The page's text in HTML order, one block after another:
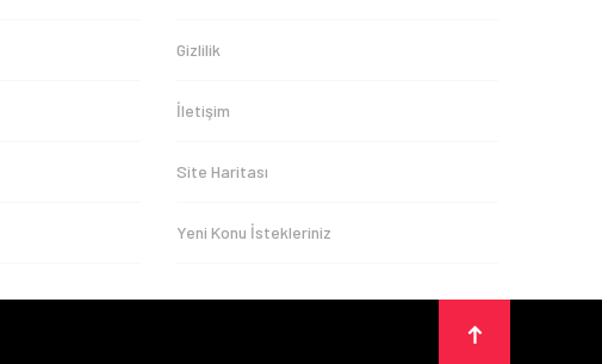
Gizlilik
İletişim
Site Haritası
Yeni Konu İstekleriniz